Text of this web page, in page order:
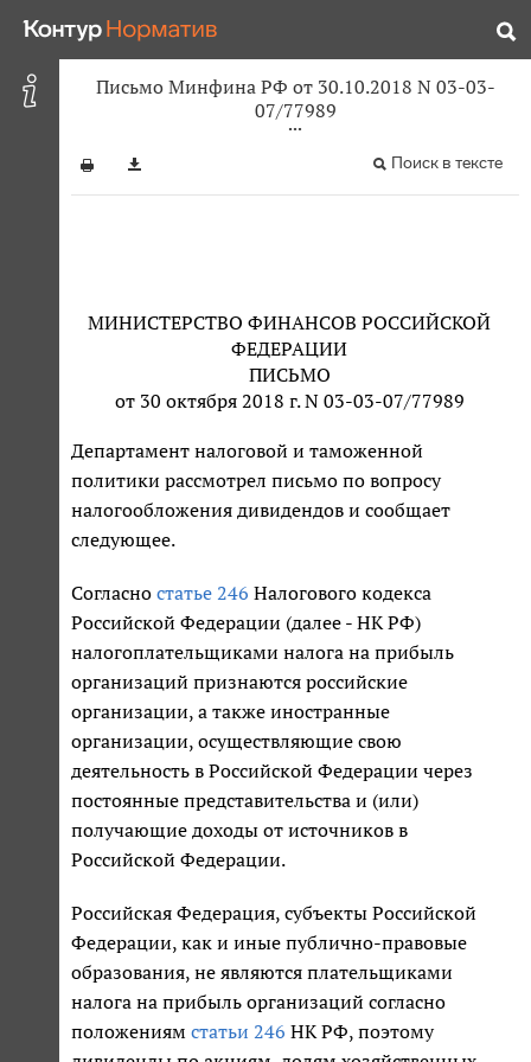
Письмо Минфина РФ от 30.10.2018 N 03-03-
07/77989
Поиск в тексте
МИНИСТЕРСТВО ФИНАНСОВ РОССИЙСКОЙ
ФЕДЕРАЦИИ
ПИСЬМО
от 30 октября 2018 г. N 03-03-07/77989
Департамент налоговой и таможенной
политики рассмотрел письмо по вопросу
налогообложения дивидендов и сообщает
следующее.
Согласно статье 246 Налогового кодекса
Российской Федерации (далее - НК РФ)
налогоплательщиками налога на прибыль
организаций признаются российские
организации, а также иностранные
организации, осуществляющие свою
деятельность в Российской Федерации через
постоянные представительства и (или)
получающие доходы от источников в
Российской Федерации.
Российская Федерация, субъекты Российской
Федерации, как и иные публично-правовые
образования, не являются плательщиками
налога на прибыль организаций согласно
положениям статьи 246 НК РФ, поэтому